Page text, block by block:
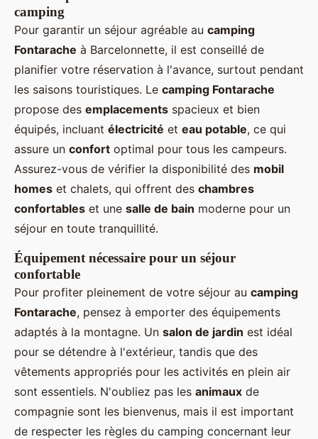
camping
Pour garantir un séjour agréable au camping
Fontarache à Barcelonnette, il est conseillé de
planifier votre réservation à l'avance, surtout pendant
les saisons touristiques. Le camping Fontarache
propose des emplacements spacieux et bien
équipés, incluant électricité et eau potable, ce qui
assure un confort optimal pour tous les campeurs.
Assurez-vous de vérifier la disponibilité des mobil
homes et chalets, qui offrent des chambres
confortables et une salle de bain moderne pour un
séjour en toute tranquillité.
Équipement nécessaire pour un séjour
confortable
Pour profiter pleinement de votre séjour au camping
Fontarache, pensez à emporter des équipements
adaptés à la montagne. Un salon de jardin est idéal
pour se détendre à l'extérieur, tandis que des
vêtements appropriés pour les activités en plein air
sont essentiels. N'oubliez pas les animaux de
compagnie sont les bienvenus, mais il est important
de respecter les règles du camping concernant leur